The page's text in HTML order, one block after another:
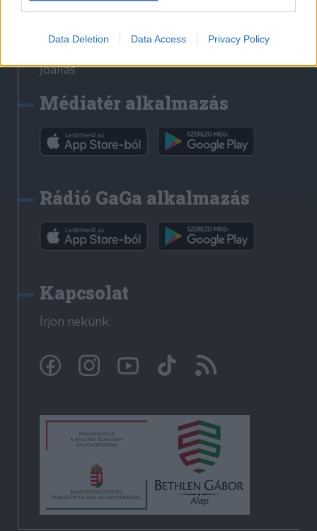
Data Deletion Data Access Privacy Policy
Főtér
Jóállás
Médiatér alkalmazás
Rádió GaGa alkalmazás
Kapcsolat
Írjon nekünk